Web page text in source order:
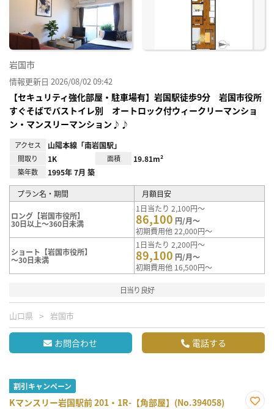
岩国市
情報更新日 2026/08/02 09:42
【セキュリティ強化部屋・駐車場有】岩国駅徒歩9分 岩国市役所
すぐそばでバストイレ別 オートロック付ウィークリーマンショ
ン・マンスリーマンション♪♪
アクセス 山陽本線「南岩国駅」
間取り 1K 面積 19.81m²
築年数 1995年 7月 築
プラン名・期間 月額目安
ロング【岩国市役所】
30日以上～360日未満
1日当たり 2,100円～
86,100 円/月～
初期費用他 22,000円～
ショート【岩国市役所】
～30日未満
1日当たり 2,200円～
89,100 円/月～
初期費用他 16,500円～
日当り良好
山口県 岩国市
お問合わせ 電話する
割引キャンペーン
Kマンスリー岩国駅前 201・1R-【角部屋】(No.394058)